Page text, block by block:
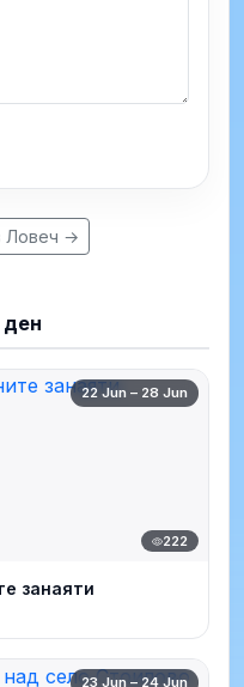
Ловеч →
22 Jun – 28 Jun
222
занаяти
23 Jun – 24 Jun